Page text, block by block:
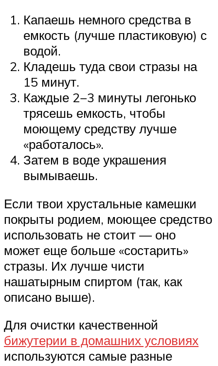
Капаешь немного средства в
емкость (лучше пластиковую) с
водой.
Кладешь туда свои стразы на
15 минут.
Каждые 2−3 минуты легонько
трясешь емкость, чтобы
моющему средству лучше
«работалось».
Затем в воде украшения
вымываешь.
Если твои хрустальные камешки
покрыты родием, моющее средство
использовать не стоит — оно
может еще больше «состарить»
стразы. Их лучше чисти
нашатырным спиртом (так, как
описано выше).
Для очистки качественной
бижутерии в домашних условиях
используются самые разные